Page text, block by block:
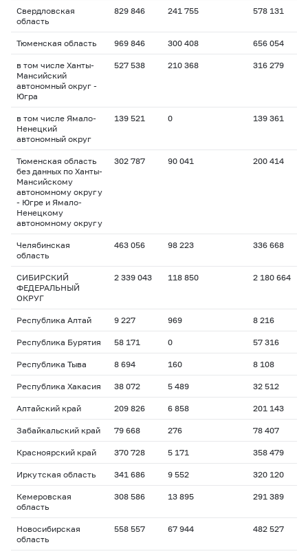
Свердловская
область
829 846 241 755 578 131
Тюменская область 969 846 300 408 656 054
в том числе Ханты-
Мансийский
автономный округ -
Югра
527 538 210 368 316 279
в том числе Ямало-
Ненецкий
автономный округ
139 521 0 139 361
Тюменская область
без данных по Ханты-
Мансийскому
автономному округу
- Югре и Ямало-
Ненецкому
автономному округу
302 787 90 041 200 414
Челябинская
область
463 056 98 223 336 668
СИБИРСКИЙ
ФЕДЕРАЛЬНЫЙ
ОКРУГ
2 339 043 118 850 2 180 664
Республика Алтай 9 227 969 8 216
Республика Бурятия 58 171 0 57 316
Республика Тыва 8 694 160 8 108
Республика Хакасия 38 072 5 489 32 512
Алтайский край 209 826 6 858 201 143
Забайкальский край 79 668 276 78 407
Красноярский край 370 728 5 171 358 479
Иркутская область 341 686 9 552 320 120
Кемеровская
область
308 586 13 895 291 389
Новосибирская
область
558 557 67 944 482 527